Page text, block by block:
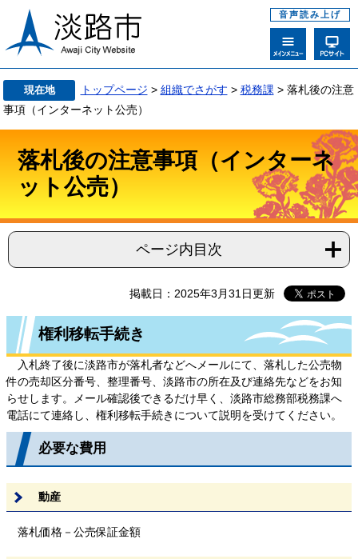
音声読み上げ
現在地 トップページ > 組織でさがす > 税務課 > 落札後の注意
事項（インターネット公売）
落札後の注意事項（インターネ
ット公売）
ページ内目次
掲載日：2025年3月31日更新
権利移転手続き
入札終了後に淡路市が落札者などへメールにて、落札した公売物
件の売却区分番号、整理番号、淡路市の所在及び連絡先などをお知
らせします。メール確認後できるだけ早く、淡路市総務部税務課へ
電話にて連絡し、権利移転手続きについて説明を受けてください。
必要な費用
動産
落札価格－公売保証金額